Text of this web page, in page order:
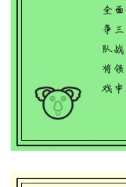
全面战争